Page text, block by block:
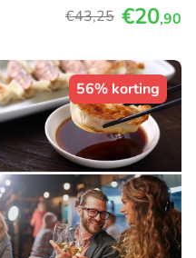
€43,25 €20,90
56% korting